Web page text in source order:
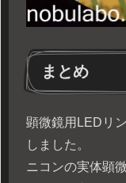
まとめ
顕微鏡用LEDリ
しました。
ニコンの実体顕